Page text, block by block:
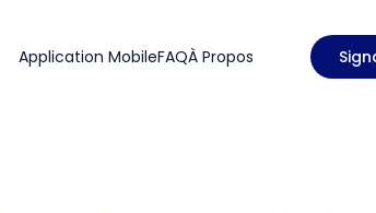
Application MobileFAQÀ Propos